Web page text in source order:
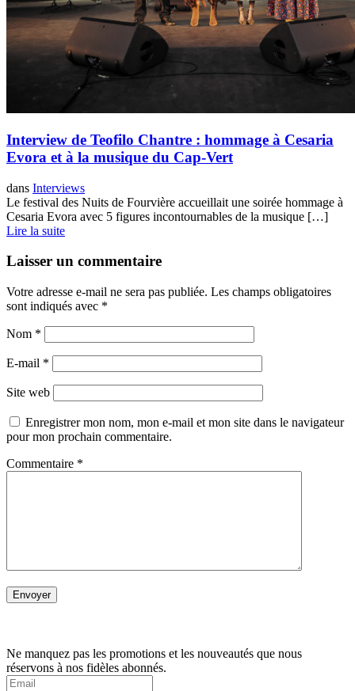
Interview de Teofilo Chantre : hommage à Cesaria
Evora et à la musique du Cap-Vert
dans Interviews
Le festival des Nuits de Fourvière accueillait une soirée hommage à
Cesaria Evora avec 5 figures incontournables de la musique […]
Lire la suite
Laisser un commentaire
Votre adresse e-mail ne sera pas publiée. Les champs obligatoires
sont indiqués avec *
Nom *
E-mail *
Site web
Enregistrer mon nom, mon e-mail et mon site dans le navigateur
pour mon prochain commentaire.
Commentaire *
Ne manquez pas les promotions et les nouveautés que nous
réservons à nos fidèles abonnés.